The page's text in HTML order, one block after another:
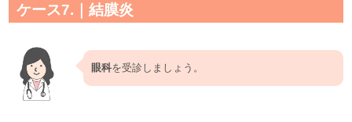
ケース7.｜結膜炎
眼科を受診しましょう。